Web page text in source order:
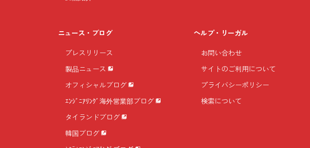
ニュース・ブログ
プレスリリース
製品ニュース
オフィシャルブログ
ｴﾝｼﾞﾆｱﾘﾝｸﾞ海外営業部ブログ
タイランドブログ
韓国ブログ
ヘルプ・リーガル
お問い合わせ
サイトのご利用について
プライバシーポリシー
検索について